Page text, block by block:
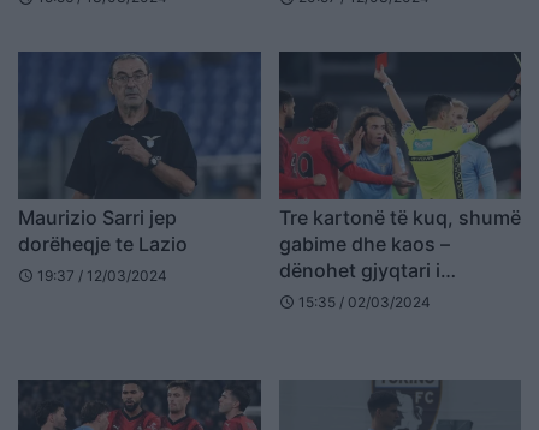
Maurizio Sarri jep
dorëheqje te Lazio
schedule 19:37 / 12/03/2024
Tre kartonë të kuq, shumë
gabime dhe kaos –
dënohet gjyqtari i
ndeshjes Lazio-Milan
schedule 15:35 / 02/03/2024